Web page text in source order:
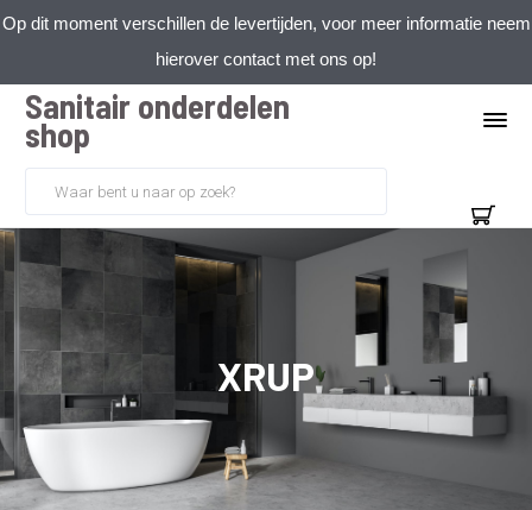
Op dit moment verschillen de levertijden, voor meer informatie neem
hierover contact met ons op!
Sanitair onderdelen
shop
XRUP